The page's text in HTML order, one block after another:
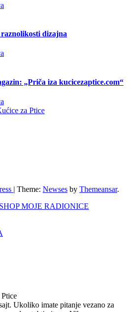
dizajna
„Priča iza kucicezaptice.com“
| Theme: Newses by Themeansar.
MOJE RADIONICE
Ukoliko imate pitanje vezano za